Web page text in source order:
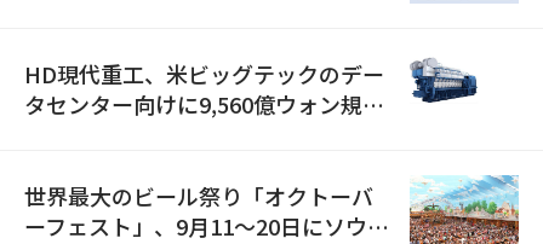
HD現代重工、米ビッグテックのデー
タセンター向けに9,560億ウォン規模
世界最大のビール祭り「オクトーバ
ーフェスト」、9月11〜20日にソウル